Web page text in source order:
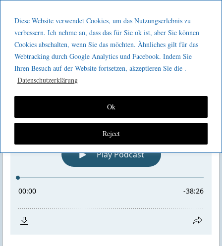
Diese Website verwendet Cookies, um das Nutzungserlebnis zu
verbessern. Ich nehme an, dass das für Sie ok ist, aber Sie können
Cookies abschalten, wenn Sie das möchten. Ähnliches gilt für das
Webtracking durch Google Analytics und Facebook. Indem Sie
Ihren Besuch auf der Website fortsetzen, akzeptieren Sie die .
Datenschutzerklärung
Reject
Ok
GeeMco :
Götz Müller
Consulting
Kaizen 2 go 344 : Lean Clinical
Management